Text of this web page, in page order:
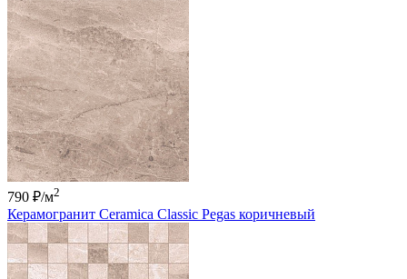
790 ₽/м2
Керамогранит Ceramica Classic Pegas коричневый